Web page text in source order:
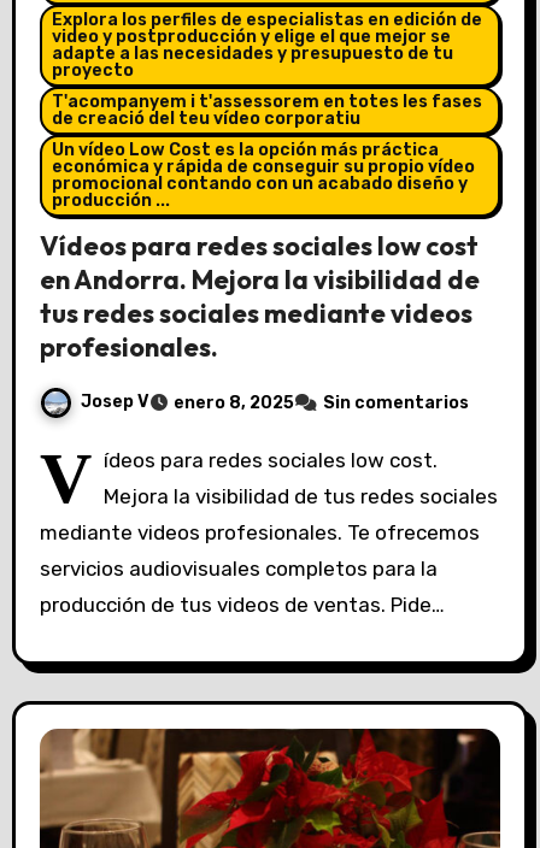
Explora los perfiles de especialistas en edición de
video y postproducción y elige el que mejor se
adapte a las necesidades y presupuesto de tu
proyecto
T'acompanyem i t'assessorem en totes les fases
de creació del teu vídeo corporatiu
Un vídeo Low Cost es la opción más práctica
económica y rápida de conseguir su propio vídeo
promocional contando con un acabado diseño y
producción ...
Vídeos para redes sociales low cost
en Andorra. Mejora la visibilidad de
tus redes sociales mediante videos
profesionales.
Josep V enero 8, 2025 Sin comentarios
V ídeos para redes sociales low cost.
Mejora la visibilidad de tus redes sociales
mediante videos profesionales. Te ofrecemos
servicios audiovisuales completos para la
producción de tus videos de ventas. ‎Pide…